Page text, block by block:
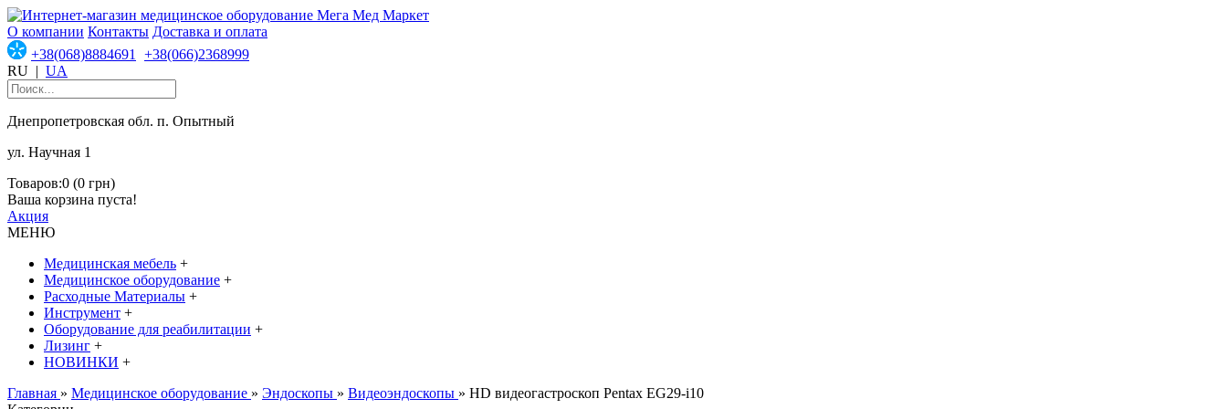
О компании Контакты Доставка и оплата
+38(068)8884691
+38(066)2368999
RU | UA
Днепропетровская обл. п. Опытный
ул. Научная 1
Товаров:0 (0 грн)
Ваша корзина пуста!
Акция
МЕНЮ
Медицинская мебель +
Медицинское оборудование +
Расходные Материалы +
Инструмент +
Оборудование для реабилитации +
Лизинг +
НОВИНКИ +
Главная » Медицинское оборудование » Эндоскопы » Видеоэндоскопы » HD видеогастроскоп Pentax EG29-i10